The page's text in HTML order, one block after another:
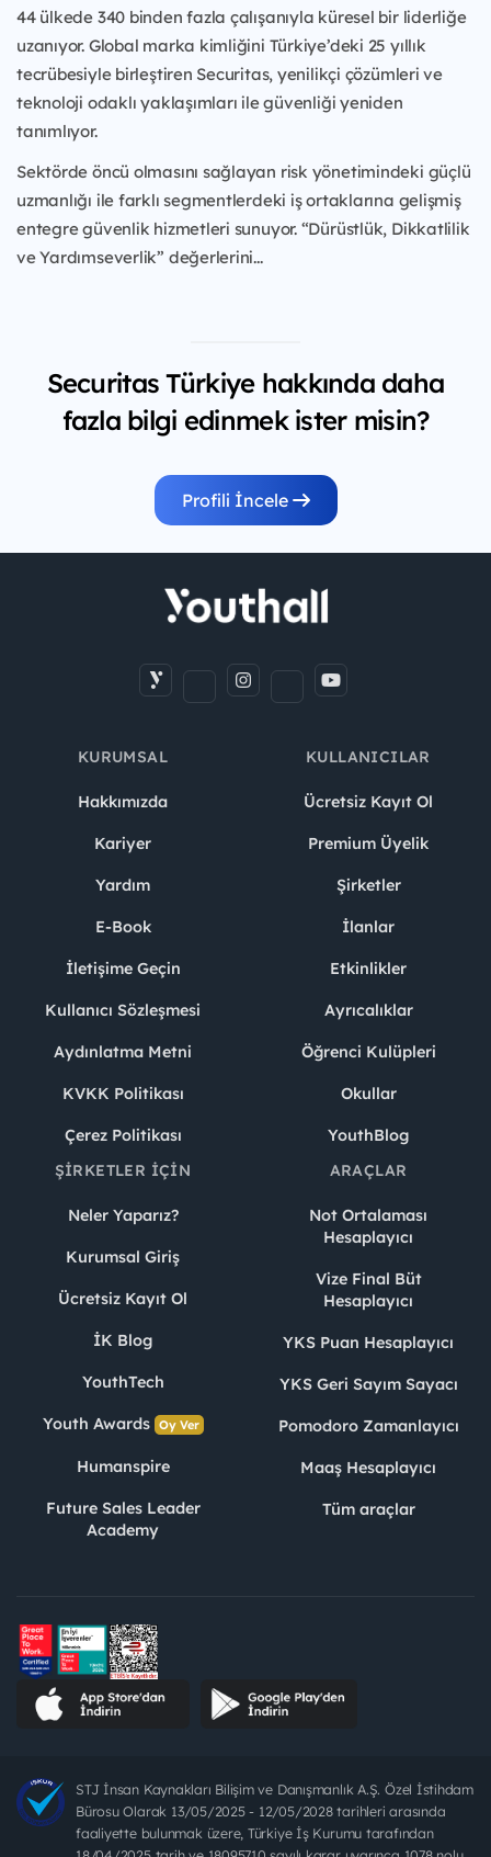
44 ülkede 340 binden fazla çalışanıyla küresel bir liderliğe
uzanıyor. Global marka kimliğini Türkiye’deki 25 yıllık
tecrübesiyle birleştiren Securitas, yenilikçi çözümleri ve
teknoloji odaklı yaklaşımları ile güvenliği yeniden
tanımlıyor.
Sektörde öncü olmasını sağlayan risk yönetimindeki güçlü
uzmanlığı ile farklı segmentlerdeki iş ortaklarına gelişmiş
entegre güvenlik hizmetleri sunuyor. “Dürüstlük, Dikkatlilik
ve Yardımseverlik” değerlerini...
Securitas Türkiye hakkında daha
fazla bilgi edinmek ister misin?
Profili İncele
KURUMSAL
Hakkımızda
Kariyer
Yardım
E-Book
İletişime Geçin
Kullanıcı Sözleşmesi
Aydınlatma Metni
KVKK Politikası
Çerez Politikası
KULLANICILAR
Ücretsiz Kayıt Ol
Premium Üyelik
Şirketler
İlanlar
Etkinlikler
Ayrıcalıklar
Öğrenci Kulüpleri
Okullar
YouthBlog
ŞIRKETLER İÇIN
Neler Yaparız?
Kurumsal Giriş
Ücretsiz Kayıt Ol
İK Blog
YouthTech
Youth Awards Oy Ver
Humanspire
Future Sales Leader
Academy
ARAÇLAR
Not Ortalaması
Hesaplayıcı
Vize Final Büt
Hesaplayıcı
YKS Puan Hesaplayıcı
YKS Geri Sayım Sayacı
Pomodoro Zamanlayıcı
Maaş Hesaplayıcı
Tüm araçlar
STJ İnsan Kaynakları Bilişim ve Danışmanlık A.Ş. Özel İstihdam
Bürosu Olarak 13/05/2025 - 12/05/2028 tarihleri arasında
faaliyette bulunmak üzere, Türkiye İş Kurumu tarafından